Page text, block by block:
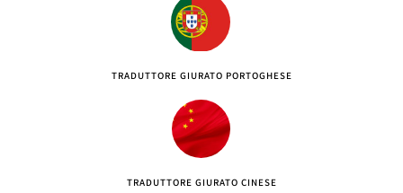
TRADUTTORE GIURATO PORTOGHESE
TRADUTTORE GIURATO CINESE